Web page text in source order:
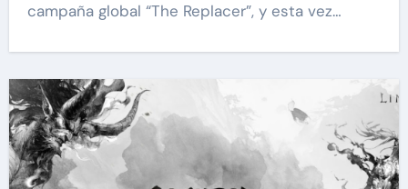
campaña global “The Replacer”, y esta vez…